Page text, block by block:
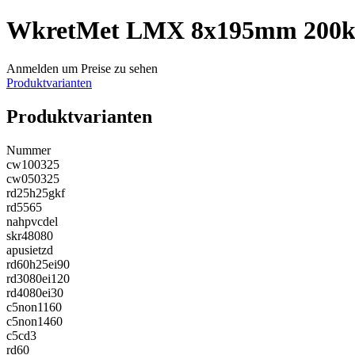
WkretMet LMX 8x195mm
Anmelden um Preise zu sehen
Produktvarianten
Produktvarianten
Nummer
cw100325
cw050325
rd25h25gkf
rd5565
nahpvcdel
skr48080
apusietzd
rd60h25ei90
rd3080ei120
rd4080ei30
c5non1160
c5non1460
c5cd3
rd60